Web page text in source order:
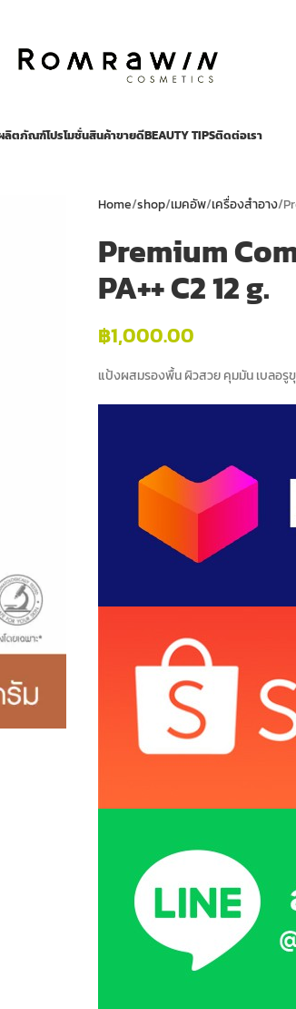
ลิตภัณฑ์โปรโมชั่นสินค้าขายดีBEAUTY TIPSติดต่อเรา
Home shop เมคอัพ เครื่องสำอาง
Premium
PA++ C2 12 g.
฿1,000.00
แป้งผสมรองพื้น ผิวสวย คุมมัน เบลอรู